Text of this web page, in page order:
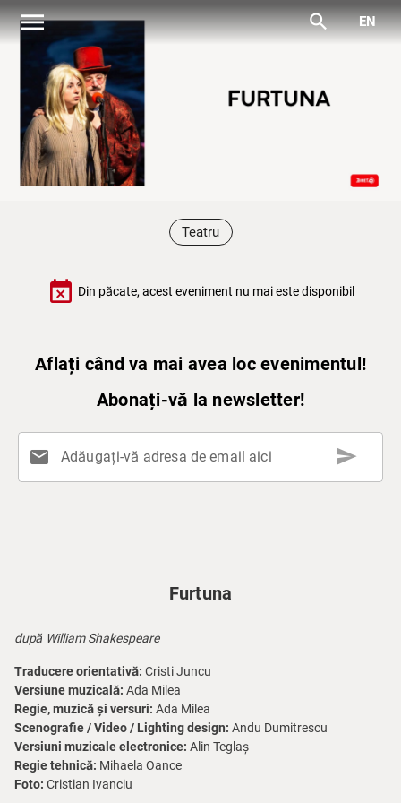
menu search EN
Teatru
event_busy Din păcate, acest eveniment nu mai este disponibil
Aflați când va mai avea loc evenimentul!
Abonați-vă la newsletter!
mail Adăugați-vă adresa de email aici send
Furtuna
după William Shakespeare
Traducere orientativă: Cristi Juncu
Versiune muzicală: Ada Milea
Regie, muzică și versuri: Ada Milea
Scenografie / Video / Lighting design: Andu Dumitrescu
Versiuni muzicale electronice: Alin Teglaș
Regie tehnică: Mihaela Oance
Foto: Cristian Ivanciu